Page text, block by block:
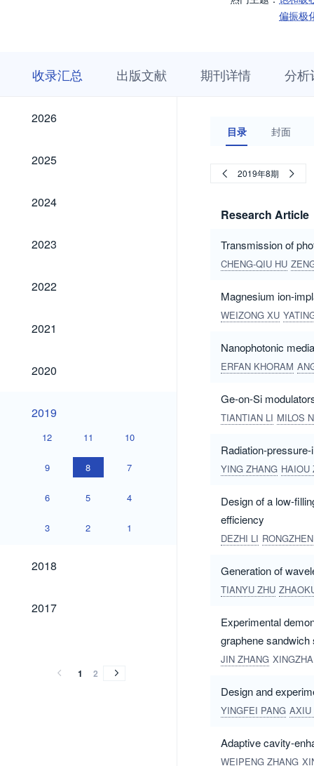
偏振极
收录汇总 出版文献 期刊详情 分析
2026
2026
2025
2025
2024
2024
2023
2023
2022
2022
2021
2021
2020
2020
2019
2019
12 11 10
9 8 7
6 5 4
3 2 1
2018
2018
2017
2017
1 2
目录 封面
2019年8期
Research Article
Transmission of
CHENG-QIU HU
Magnesium ion-
WEIZONG XU
Nanophotonic
ERFAN KHORAM
Ge-on-Si
TIANTIAN LI MILOS
Radiation-
YING ZHANG HAIOU
Design of a low-
efficiency
DEZHI LI
Generation of
TIANYU ZHU
Experimental
graphene sandwich
JIN ZHANG
Design and
YINGFEI PANG AXIU
Adaptive cavity-
WEIPENG ZHANG